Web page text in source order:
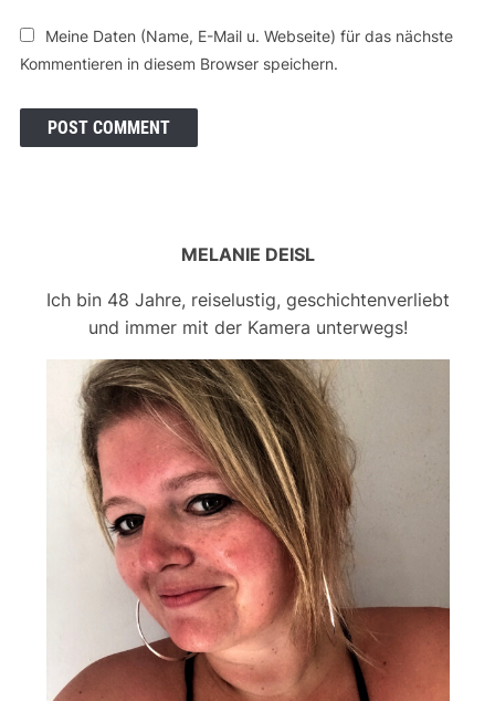
Meine Daten (Name, E-Mail u. Webseite) für das nächste
Kommentieren in diesem Browser speichern.
MELANIE DEISL
Ich bin 48 Jahre, reiselustig, geschichtenverliebt
und immer mit der Kamera unterwegs!